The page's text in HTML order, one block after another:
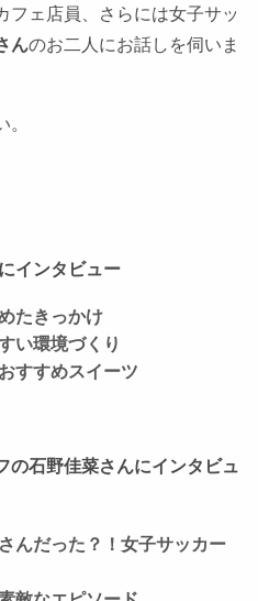
フェ店員、さらには女子サッ
んのお二人にお話しを伺いま
インタビュー
たきっかけ
い環境づくり
すすめスイーツ
石野佳菜さんにインタビュ
んだった？！女子サッカー